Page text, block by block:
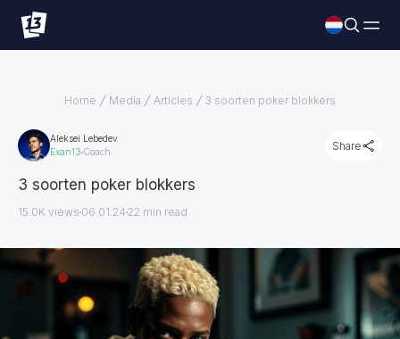
Home Media Articles 3 soorten poker blokkers
Aleksei Lebedev
Exan13 Coach Share
3 soorten poker blokkers
15.0K views 06.01.24 22 min read